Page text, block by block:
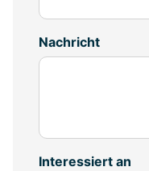
Nachricht
Interessiert an